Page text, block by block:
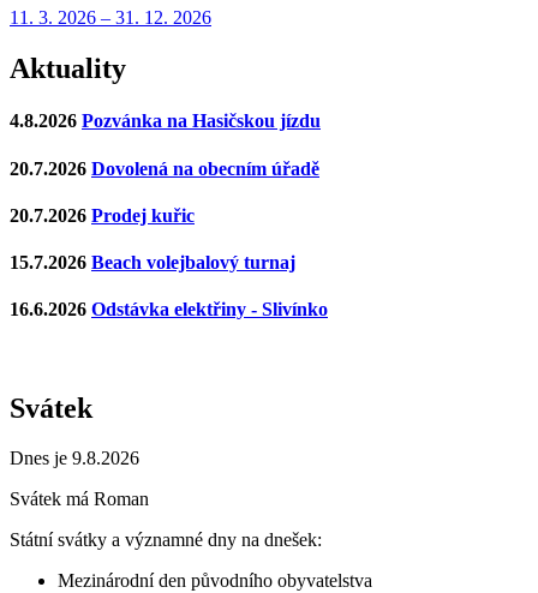
11. 3. 2026 – 31. 12. 2026
Aktuality
4.8.2026 Pozvánka na Hasičskou jízdu
20.7.2026 Dovolená na obecním úřadě
20.7.2026 Prodej kuřic
15.7.2026 Beach volejbalový turnaj
16.6.2026 Odstávka elektřiny - Slivínko
Svátek
Dnes je 9.8.2026
Svátek má Roman
Státní svátky a významné dny na dnešek:
Mezinárodní den původního obyvatelstva